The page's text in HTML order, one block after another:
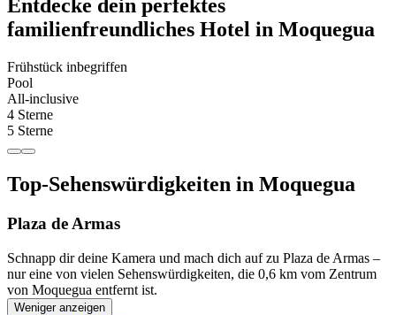
Entdecke dein perfektes
familienfreundliches Hotel in Moquegua
Frühstück inbegriffen
Pool
All-inclusive
4 Sterne
5 Sterne
Top-Sehenswürdigkeiten in Moquegua
Plaza de Armas
Schnapp dir deine Kamera und mach dich auf zu Plaza de Armas –
nur eine von vielen Sehenswürdigkeiten, die 0,6 km vom Zentrum
von Moquegua entfernt ist.
Weniger anzeigen